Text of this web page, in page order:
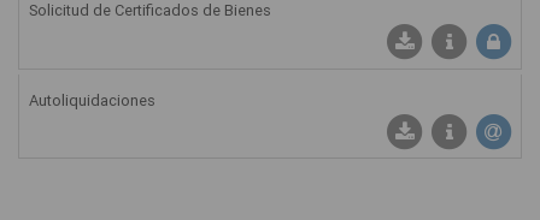
Solicitud de Certificados de Bienes
Autoliquidaciones